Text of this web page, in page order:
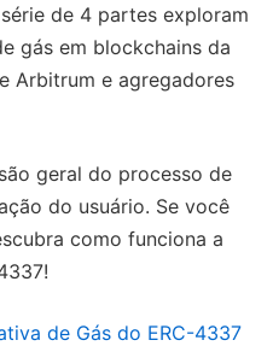
de 4 partes exploram
gás em blockchains da
Arbitrum e agregadores
geral do processo de
do usuário. Se você
como funciona a
de Gás do ERC-4337